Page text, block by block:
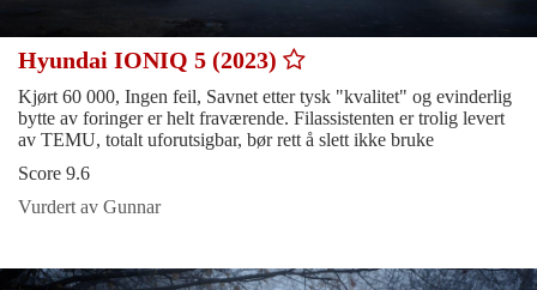
Hyundai IONIQ 5 (2023)
Kjørt 60 000, Ingen feil, Savnet etter tysk "kvalitet" og evinderlig
bytte av foringer er helt fraværende. Filassistenten er trolig levert
av TEMU, totalt uforutsigbar, bør rett å slett ikke bruke
Score 9.6
Vurdert av Gunnar